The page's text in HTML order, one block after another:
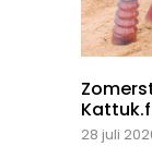
28 juli